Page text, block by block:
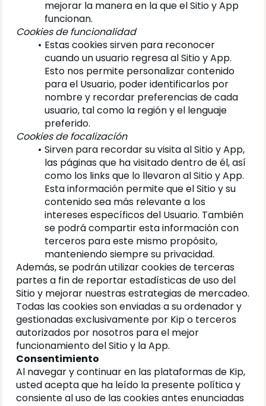
mejorar la manera en la que el Sitio y App
funcionan.
Cookies de funcionalidad
Estas cookies sirven para reconocer
cuando un usuario regresa al Sitio y App.
Esto nos permite personalizar contenido
para el Usuario, poder identificarlos por
nombre y recordar preferencias de cada
usuario, tal como la región y el lenguaje
preferido.
Cookies de focalización
Sirven para recordar su visita al Sitio y App,
las páginas que ha visitado dentro de él, así
como los links que lo llevaron al Sitio y App.
Esta información permite que el Sitio y su
contenido sea más relevante a los
intereses específicos del Usuario. También
se podrá compartir esta información con
terceros para este mismo propósito,
manteniendo siempre su privacidad.
Además, se podrán utilizar cookies de terceras
partes a fin de reportar estadísticas de uso del
Sitio y mejorar nuestras estrategias de mercadeo.
Todas las cookies son enviadas a su ordenador y
gestionadas exclusivamente por Kip o terceros
autorizados por nosotros para el mejor
funcionamiento del Sitio y la App.
Consentimiento
Al navegar y continuar en las plataformas de Kip,
usted acepta que ha leído la presente política y
consiente al uso de las cookies antes enunciadas